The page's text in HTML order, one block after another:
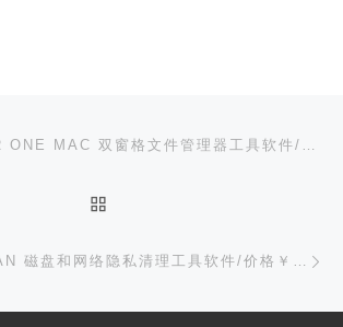
R-WIPE & CLEAN 磁盘和网络隐私清理工具软件/价格￥188